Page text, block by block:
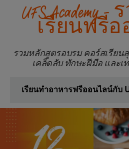
UFS
เรียนฟรี
รวมหลักสูตรอบรม คอร์สเรียน
เคล็ดลับ ทักษะฝีมือ และเ
เรียนทำอาหารฟรีออนไลน์กับ